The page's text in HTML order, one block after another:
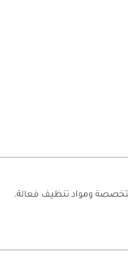
ومواد تنظيف فعالة.